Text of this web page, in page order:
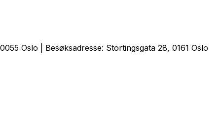
Oslo | Besøksadresse: Stortingsgata 28, 0161 Oslo